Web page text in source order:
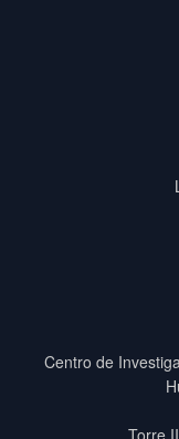
Centro de
Torre